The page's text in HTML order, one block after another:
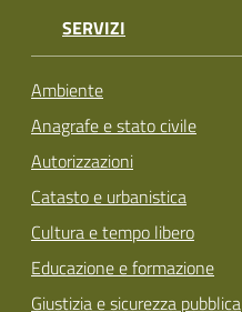
SERVIZI
Ambiente
Anagrafe e stato civile
Autorizzazioni
Catasto e urbanistica
Cultura e tempo libero
Educazione e formazione
Giustizia e sicurezza pubblica